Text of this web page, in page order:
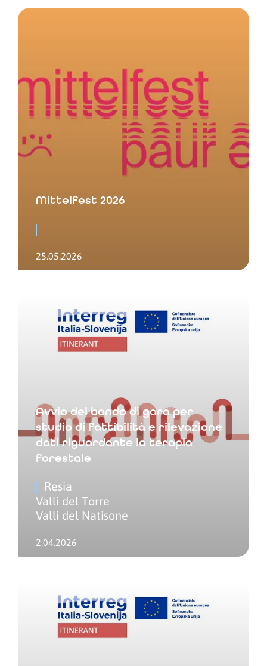
Mittelfest 2026
25.05.2026
Avvio del bando di gara per
studio di fattibilità e rilevazione
dati riguardante la terapia
forestale
Resia
Valli del Torre
Valli del Natisone
2.04.2026